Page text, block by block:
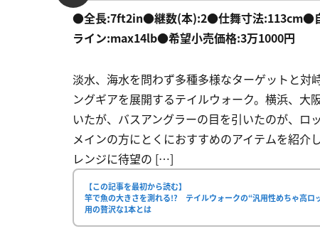
●全長:7ft2in●継数(本):2●仕舞寸法:113cm●
ライン:max14lb●希望小売価格:3万1000円
淡水、海水を問わず多種多様なターゲットと対
ングギアを展開するテイルウォーク。横浜、
いたが、バスアングラーの目を引いたのが、
メインの方にとくにおすすめのアイテムを紹介
レンジに待望の […]
【この記事を最初から読む】
竿で魚の大きさを測れる!? テイルウォークの“汎用性めちゃ高ロ
用の贅沢な1本とは